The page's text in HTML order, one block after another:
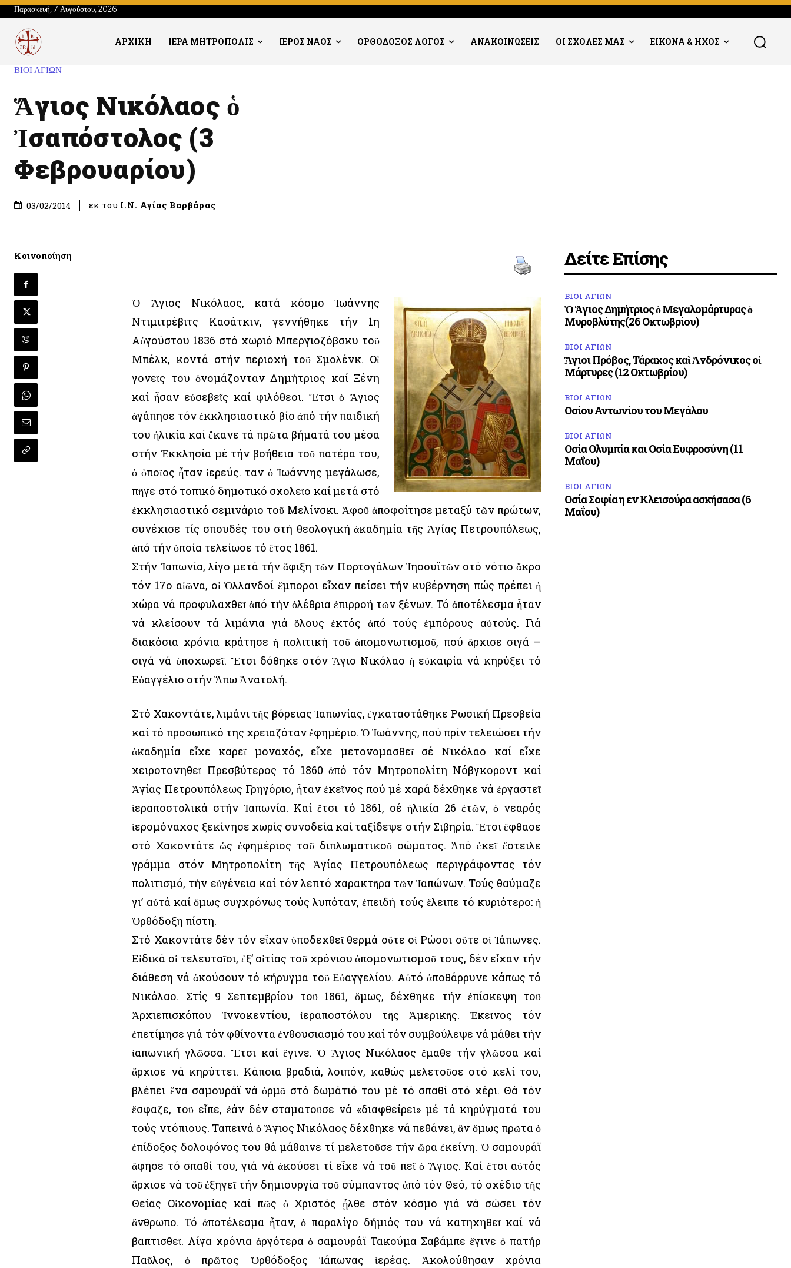
Παρασκευή, 7 Αυγούστου, 2026
ΑΡΧΙΚΗ ΙΕΡΑ ΜΗΤΡΟΠΟΛΙΣ ΙΕΡΟΣ ΝΑΟΣ ΟΡΘΟΔΟΞΟΣ ΛΟΓΟΣ ΑΝΑΚΟΙΝΩΣΕΙΣ ΟΙ ΣΧΟΛΕΣ ΜΑΣ ΕΙΚΟΝΑ & ΗΧΟΣ
ΒΙΟΙ ΑΓΙΩΝ
Ἅγιος Νικόλαος ὁ
Ἰσαπόστολος (3
Φεβρουαρίου)
03/02/2014 εκ του Ι.Ν. Αγίας Βαρβάρας
Κοινοποίηση
Ὁ Ἅγιος Νικόλαος, κατά κόσμο Ἰωάννης
Ντιμιτρέβιτς Κασάτκιν, γεννήθηκε τήν 1η
Αὐγούστου 1836 στό χωριό Μπεργιοζόβσκυ τοῦ
Μπέλκ, κοντά στήν περιοχή τοῦ Σμολένκ. Οἱ
γονεῖς του ὀνομάζονταν Δημήτριος καί Ξένη
καί ἦσαν εὐσεβεῖς καί φιλόθεοι. Ἔτσι ὁ Ἅγιος
ἀγάπησε τόν ἐκκλησιαστικό βίο ἀπό τήν παιδική
του ἡλικία καί ἔκανε τά πρῶτα βήματά του μέσα
στήν Ἐκκλησία μέ τήν βοήθεια τοῦ πατέρα του,
ὁ ὁποῖος ἦταν ἱερεύς. Ὅταν ὁ Ἰωάννης μεγάλωσε,
πῆγε στό τοπικό δημοτικό σχολεῖο καί μετά στό
ἐκκλησιαστικό σεμινάριο τοῦ Μελίνσκι. Ἀφοῦ ἀποφοίτησε μεταξύ τῶν πρώτων,
συνέχισε τίς σπουδές του στή θεολογική ἀκαδημία τῆς Ἁγίας Πετρουπόλεως,
ἀπό τήν ὁποία τελείωσε τό ἔτος 1861.
Στήν Ἰαπωνία, λίγο μετά τήν ἄφιξη τῶν Πορτογάλων Ἰησουϊτῶν στό νότιο ἄκρο
τόν 17ο αἰῶνα, οἱ Ὀλλανδοί ἔμποροι εἶχαν πείσει τήν κυβέρνηση πώς πρέπει ἡ
χώρα νά προφυλαχθεῖ ἀπό τήν ὀλέθρια ἐπιρροή τῶν ξένων. Τό ἀποτέλεσμα ἦταν
νά κλείσουν τά λιμάνια γιά ὅλους ἐκτός ἀπό τούς ἐμπόρους αὐτούς. Γιά
διακόσια χρόνια κράτησε ἡ πολιτική τοῦ ἀπομονωτισμοῦ, πού ἄρχισε σιγά –
σιγά νά ὑποχωρεῖ. Ἔτσι δόθηκε στόν Ἅγιο Νικόλαο ἡ εὐκαιρία νά κηρύξει τό
Εὐαγγέλιο στήν Ἄπω Ἀνατολή.
Στό Χακοντάτε, λιμάνι τῆς βόρειας Ἰαπωνίας, ἐγκαταστάθηκε Ρωσική Πρεσβεία
καί τό προσωπικό της χρειαζόταν ἐφημέριο. Ὁ Ἰωάννης, πού πρίν τελειώσει τήν
ἀκαδημία εἶχε καρεῖ μοναχός, εἶχε μετονομασθεῖ σέ Νικόλαο καί εἶχε
χειροτονηθεῖ Πρεσβύτερος τό 1860 ἀπό τόν Μητροπολίτη Νόβγκοροντ καί
Ἁγίας Πετρουπόλεως Γρηγόριο, ἦταν ἐκεῖνος πού μέ χαρά δέχθηκε νά ἐργαστεῖ
ἱεραποστολικά στήν Ἰαπωνία. Καί ἔτσι τό 1861, σέ ἡλικία 26 ἐτῶν, ὁ νεαρός
ἱερομόναχος ξεκίνησε χωρίς συνοδεία καί ταξίδεψε στήν Σιβηρία. Ἔτσι ἔφθασε
στό Χακοντάτε ὡς ἐφημέριος τοῦ διπλωματικοῦ σώματος. Ἀπό ἐκεῖ ἔστειλε
γράμμα στόν Μητροπολίτη τῆς Ἁγίας Πετρουπόλεως περιγράφοντας τόν
πολιτισμό, τήν εὐγένεια καί τόν λεπτό χαρακτῆρα τῶν Ἰαπώνων. Τούς θαύμαζε
γι’ αὐτά καί ὅμως συγχρόνως τούς λυπόταν, ἐπειδή τούς ἔλειπε τό κυριότερο: ἡ
Ὀρθόδοξη πίστη.
Στό Χακοντάτε δέν τόν εἶχαν ὑποδεχθεῖ θερμά οὔτε οἱ Ρώσοι οὔτε οἱ Ἰάπωνες.
Εἰδικά οἱ τελευταῖοι, ἐξ’ αἰτίας τοῦ χρόνιου ἀπομονωτισμοῦ τους, δέν εἶχαν τήν
διάθεση νά ἀκούσουν τό κήρυγμα τοῦ Εὐαγγελίου. Αὐτό ἀποθάρρυνε κάπως τό
Νικόλαο. Στίς 9 Σεπτεμβρίου τοῦ 1861, ὅμως, δέχθηκε τήν ἐπίσκεψη τοῦ
Ἀρχιεπισκόπου Ἰννοκεντίου, ἱεραποστόλου τῆς Ἀμερικῆς. Ἐκεῖνος τόν
ἐπετίμησε γιά τόν φθίνοντα ἐνθουσιασμό του καί τόν συμβούλεψε νά μάθει τήν
ἰαπωνική γλῶσσα. Ἔτσι καί ἔγινε. Ὁ Ἅγιος Νικόλαος ἔμαθε τήν γλῶσσα καί
ἄρχισε νά κηρύττει. Κάποια βραδιά, λοιπόν, καθώς μελετοῦσε στό κελί του,
βλέπει ἕνα σαμουράϊ νά ὁρμᾶ στό δωμάτιό του μέ τό σπαθί στό χέρι. Θά τόν
ἔσφαζε, τοῦ εἶπε, ἐάν δέν σταματοῦσε νά «διαφθείρει» μέ τά κηρύγματά του
τούς ντόπιους. Ταπεινά ὁ Ἅγιος Νικόλαος δέχθηκε νά πεθάνει, ἂν ὅμως πρῶτα ὁ
ἐπίδοξος δολοφόνος του θά μάθαινε τί μελετοῦσε τήν ὥρα ἐκείνη. Ὁ σαμουράϊ
ἄφησε τό σπαθί του, γιά νά ἀκούσει τί εἶχε νά τοῦ πεῖ ὁ Ἅγιος. Καί ἔτσι αὐτός
ἄρχισε νά τοῦ ἐξηγεῖ τήν δημιουργία τοῦ σύμπαντος ἀπό τόν Θεό, τό σχέδιο τῆς
Θείας Οἰκονομίας καί πῶς ὁ Χριστός ᾖλθε στόν κόσμο γιά νά σώσει τόν
ἄνθρωπο. Τό ἀποτέλεσμα ἦταν, ὁ παραλίγο δήμιός του νά κατηχηθεῖ καί νά
βαπτισθεῖ. Λίγα χρόνια ἀργότερα ὁ σαμουράϊ Τακούμα Σαβάμπε ἔγινε ὁ πατήρ
Παῦλος, ὁ πρῶτος Ὀρθόδοξος Ἰάπωνας ἱερέας. Ἀκολούθησαν χρόνια
Δείτε Επίσης
ΒΙΟΙ ΑΓΙΩΝ
Ὁ Ἅγιος Δημήτριος ὁ Μεγαλομάρτυρας ὁ
Μυροβλύτης(26 Οκτωβρίου)
ΒΙΟΙ ΑΓΙΩΝ
Ἅγιοι Πρόβος, Τάραχος καὶ Ἀνδρόνικος οἱ
Μάρτυρες (12 Οκτωβρίου)
ΒΙΟΙ ΑΓΙΩΝ
Οσίου Αντωνίου του Μεγάλου
ΒΙΟΙ ΑΓΙΩΝ
Οσία Ολυμπία και Οσία Ευφροσύνη (11
Μαΐου)
ΒΙΟΙ ΑΓΙΩΝ
Οσία Σοφία η εν Κλεισούρα ασκήσασα (6
Μαΐου)